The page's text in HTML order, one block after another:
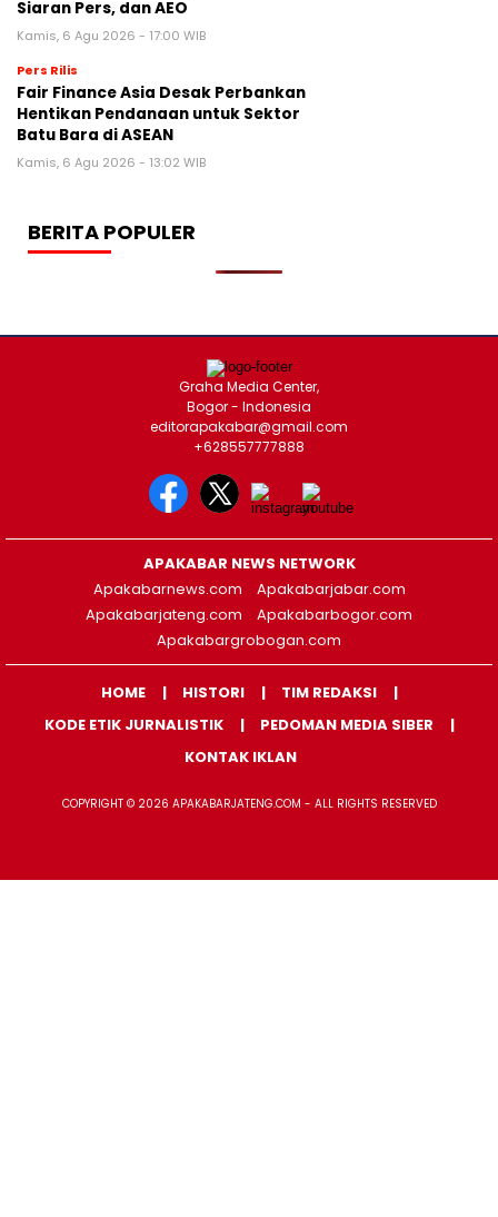
Siaran Pers, dan AEO
Kamis, 6 Agu 2026 - 17:00 WIB
Pers Rilis
Fair Finance Asia Desak Perbankan
Hentikan Pendanaan untuk Sektor
Batu Bara di ASEAN
Kamis, 6 Agu 2026 - 13:02 WIB
BERITA POPULER
Graha Media Center,
Bogor - Indonesia
editorapakabar@gmail.com
+628557777888
APAKABAR NEWS NETWORK
Apakabarnews.com
Apakabarjabar.com
Apakabarjateng.com
Apakabarbogor.com
Apakabargrobogan.com
HOME HISTORI
TIM REDAKSI
KODE ETIK JURNALISTIK
PEDOMAN MEDIA SIBER
KONTAK IKLAN
COPYRIGHT © 2026 APAKABARJATENG.COM - ALL RIGHTS RESERVED